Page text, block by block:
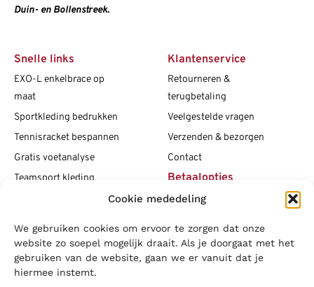
Cookie mededeling
We gebruiken cookies om ervoor te zorgen dat onze
website zo soepel mogelijk draait. Als je doorgaat met het
gebruiken van de website, gaan we er vanuit dat je
hiermee instemt.
Duin- en Bollenstreek.
Snelle links
EXO-L enkelbrace op
maat
Sportkleding bedrukken
Tennisracket bespannen
Gratis voetanalyse
Teamsport kleding
Vacatures
Blogs
Klantenservice
Retourneren &
terugbetaling
Veelgestelde vragen
Verzenden & bezorgen
Contact
Betaalopties
Social media